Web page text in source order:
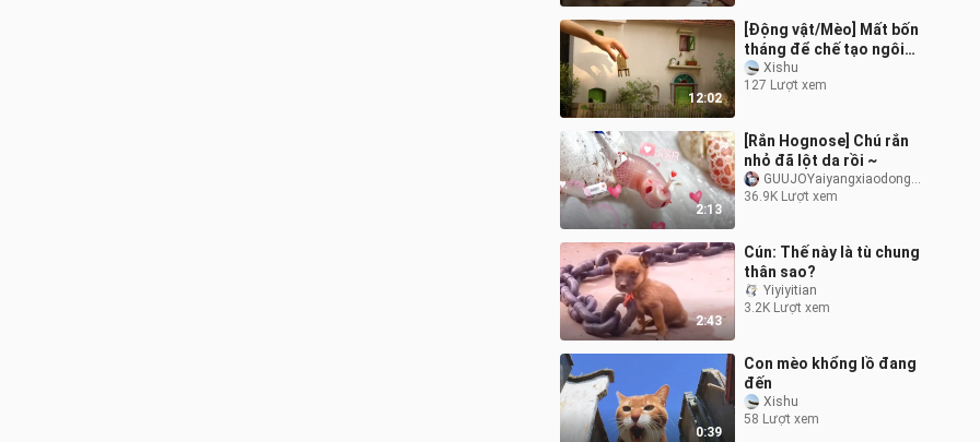
12:02
[Động vật/Mèo] Mất bốn
tháng để chế tạo ngôi
nhà cho Arrietty
Xishu
127 Lượt xem
2:13
[Rắn Hognose] Chú rắn
nhỏ đã lột da rồi ~
GUUJOYaiyangxiaodongwu
36.9K Lượt xem
2:43
Cún: Thế này là tù chung
thân sao?
Yiyiyitian
3.2K Lượt xem
0:39
Con mèo khổng lồ đang
đến
Xishu
58 Lượt xem